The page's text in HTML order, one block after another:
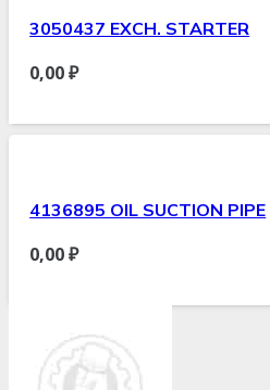
3050437 EXCH. STARTER
0,00₽
4136895 OIL SUCTION PIPE
0,00₽